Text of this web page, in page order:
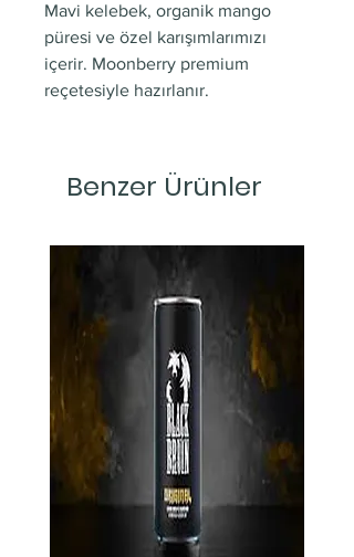
Mavi kelebek, organik mango
püresi ve özel karışımlarımızı
içerir. Moonberry premium
reçetesiyle hazırlanır.
Benzer Ürünler